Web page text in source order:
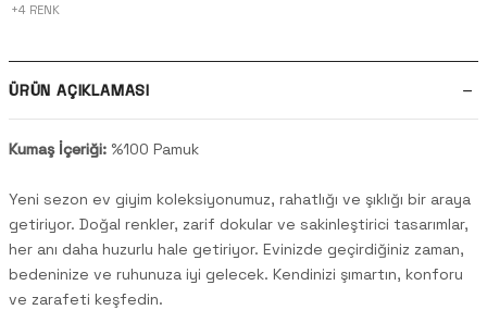
+4 RENK
ÜRÜN AÇIKLAMASI
Kumaş İçeriği: %100 Pamuk
Yeni sezon ev giyim koleksiyonumuz, rahatlığı ve şıklığı bir araya
getiriyor. Doğal renkler, zarif dokular ve sakinleştirici tasarımlar,
her anı daha huzurlu hale getiriyor. Evinizde geçirdiğiniz zaman,
bedeninize ve ruhunuza iyi gelecek. Kendinizi şımartın, konforu
ve zarafeti keşfedin.